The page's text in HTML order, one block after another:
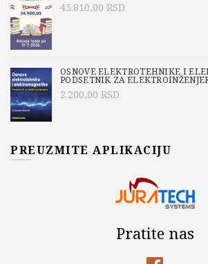
45.810,00 RSD
OSNOVE ELEKTROTEHNIKE I
PODSETNIK ZA
2.200,00 RSD
PREUZMITE APLIKACIJU
Pratite nas